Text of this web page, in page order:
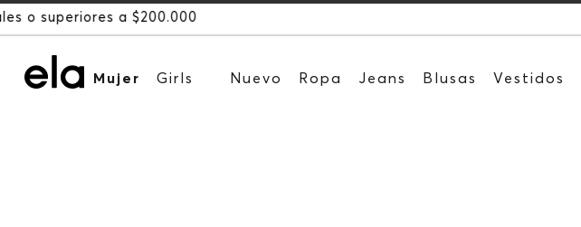
Mujer Girls Nuevo Ropa Jeans Blusas Vestidos